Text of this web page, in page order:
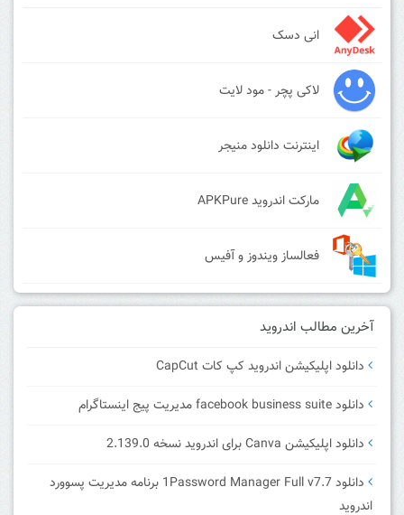
انی دسک
لاکی پچر - مود لایت
اینترنت دانلود منیجر
مارکت اندروید APKPure
فعالساز ویندوز و آفیس
آخرین مطالب اندروید
دانلود اپلیکیشن اندروید کپ کات CapCut
دانلود facebook business suite مدیریت پیج اینستاگرام
دانلود اپلیکیشن Canva برای اندروید نسخه 2.139.0
دانلود 1Password Manager Full v7.7 برنامه مدیریت پسوورد
اندروید